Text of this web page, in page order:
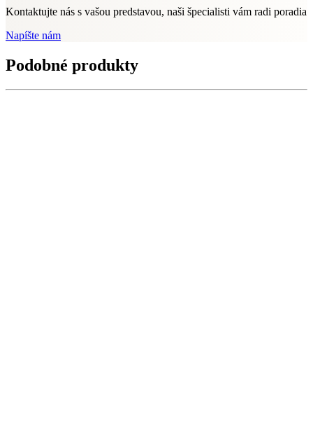
Kontaktujte nás s vašou predstavou, naši špecialisti vám radi poradia
Napíšte nám
Podobné produkty